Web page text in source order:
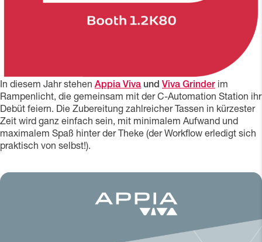
In diesem Jahr stehen Appia Viva und Viva Grinder im
Rampenlicht, die gemeinsam mit der C-Automation Station ihr
Debüt feiern. Die Zubereitung zahlreicher Tassen in kürzester
Zeit wird ganz einfach sein, mit minimalem Aufwand und
maximalem Spaß hinter der Theke (der Workflow erledigt sich
praktisch von selbst!).